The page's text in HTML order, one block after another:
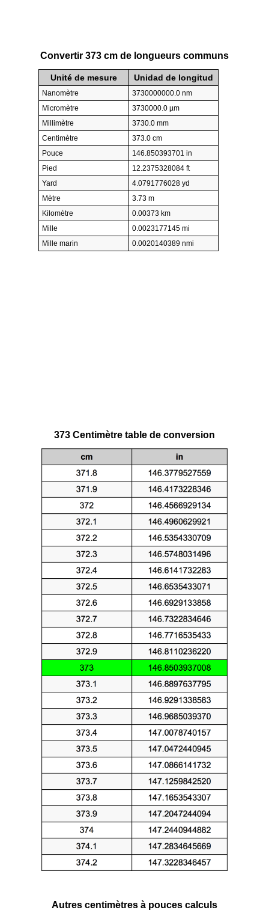
Convertir 373 cm de longueurs communs
Unité de mesure Unidad de longitud
Nanomètre
3730000000.0 nm
Micromètre
3730000.0 µm
Millimètre
3730.0 mm
Centimètre
373.0 cm
Pouce
146.850393701 in
Pied
12.2375328084 ft
Yard
4.0791776028 yd
Mètre
3.73 m
Kilomètre
0.00373 km
Mille
0.0023177145 mi
Mille marin
0.0020140389 nmi
373 Centimètre table de conversion
Autres centimètres à pouces calculs